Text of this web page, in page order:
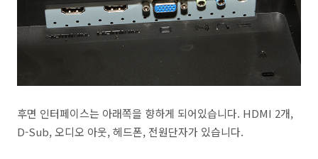
후면 인터페이스는 아래쪽을 향하게 되어있습니다. HDMI 2개,
D-Sub, 오디오 아웃, 헤드폰, 전원단자가 있습니다.